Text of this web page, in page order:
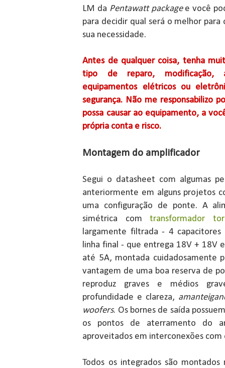
LM da Pentawatt packagee você
para decidir qual será o melhor
sua necessidade.
Antes de qualquer coisa, tenha
tipo de reparo, modificação,
equipamentos elétricos ou
segurança. Não me responsabilizo
possa causar ao equipamento, a
própria conta e risco.
Montagem do amplificador
Segui o datasheet com algumas
anteriormente em alguns projetos
uma configuração de ponte. A
simétrica comtransformador
largamente filtrada - 4
linha final - que entrega 18V + 18V
até 5A, montada cuidadosamente
vantagem de uma boa reserva de
reproduz graves e médios
profundidade e clareza,
woofers. Os bornes de saída
os pontos de aterramento do
aproveitados em interconexões
Todos os integrados são